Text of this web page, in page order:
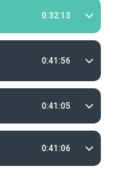
0:32:13
0:41:56
0:41:05
0:41:06